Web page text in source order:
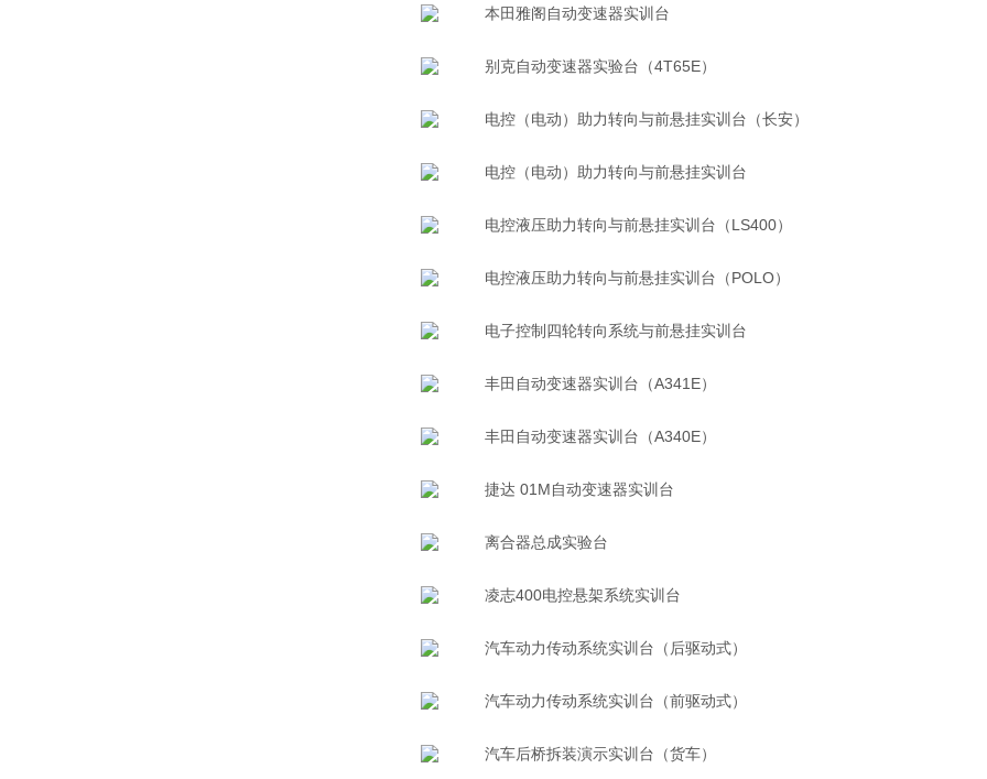
本田雅阁自动变速器实训台
别克自动变速器实验台（4T65E）
电控（电动）助力转向与前悬挂实训台（长安）
电控（电动）助力转向与前悬挂实训台
电控液压助力转向与前悬挂实训台（LS400）
电控液压助力转向与前悬挂实训台（POLO）
电子控制四轮转向系统与前悬挂实训台
丰田自动变速器实训台（A341E）
丰田自动变速器实训台（A340E）
捷达 01M自动变速器实训台
离合器总成实验台
凌志400电控悬架系统实训台
汽车动力传动系统实训台（后驱动式）
汽车动力传动系统实训台（前驱动式）
汽车后桥拆装演示实训台（货车）